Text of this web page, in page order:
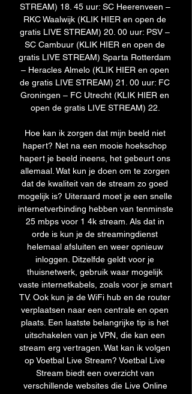
STREAM) 18. 45 uur: SC Heerenveen –
RKC Waalwijk (KLIK HIER en open de
gratis LIVE STREAM) 20. 00 uur: PSV –
SC Cambuur (KLIK HIER en open de
gratis LIVE STREAM) Sparta Rotterdam
– Heracles Almelo (KLIK HIER en open
de gratis LIVE STREAM) 21. 00 uur: FC
Groningen – FC Utrecht (KLIK HIER en
open de gratis LIVE STREAM) 22.
Hoe kan ik zorgen dat mijn beeld niet
hapert? Net na een mooie hoekschop
hapert je beeld ineens, het gebeurt ons
allemaal. Wat kun je doen om te zorgen
dat de kwaliteit van de stream zo goed
mogelijk is? Uiteraard moet je een snelle
internetverbinding hebben van tenminste
25 mbps voor 1 4k stream. Als dat in
orde is kun je de streamingdienst
helemaal afsluiten en weer opnieuw
inloggen. Ditzelfde geldt voor je
thuisnetwerk, gebruik waar mogelijk
vaste internetkabels, zoals voor je smart
TV. Ook kun je de WiFi hub en de router
verplaatsen naar een centrale en open
plaats. Een laatste belangrijke tip is het
uitschakelen van je VPN, die kan een
stream erg vertragen. Wat kan ik volgen
op Voetbal Live Stream? Voetbal Live
Stream biedt een overzicht van
verschillende websites die Live Online